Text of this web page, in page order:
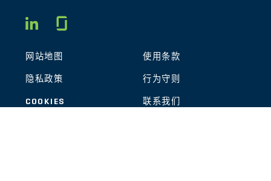
LINKEDIN
网站地图 使用条款
隐私政策 行为守则
COOKIES 联系我们